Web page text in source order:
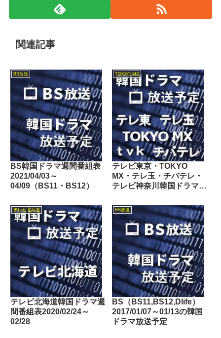
関連記事
BS放送
BS韓国ドラマ週間番組表
2021/04/03～
04/09（BS11・BS12）
TOKYO MX
テレビ東京・TOKYO
MX・テレ玉・チバテレ・
テレビ神奈川韓国ドラマ週
05/10
テレビ北海道
テレビ北海道韓国ドラマ週
間番組表2020/02/24～
02/28
BS放送
BS（BS11,BS12,Dlife）
2017/01/07～01/13の韓国
ドラマ放送予定